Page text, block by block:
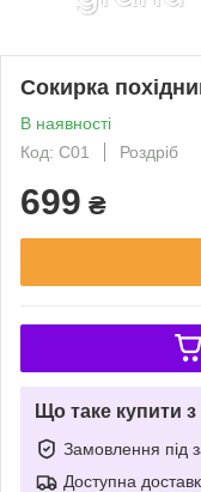
Сокирка
В наявності
Код: C01
Роздріб
699 ₴
Що таке купити
Замовлення під
Доступна